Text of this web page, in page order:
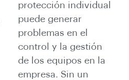
protección individual
puede generar
problemas en el
control y la gestión
de los equipos en la
empresa. Sin un